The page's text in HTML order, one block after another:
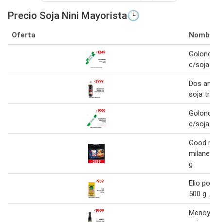
Precio Soja Nini Mayorista🕒
Oferta Nombre
c/soja
Dos
soja
c/soja
Good
g
Elio
500 g.
Menoyo